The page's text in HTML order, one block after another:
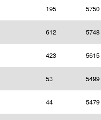
195 5750
612 5748
423 5615
53 5499
44 5479